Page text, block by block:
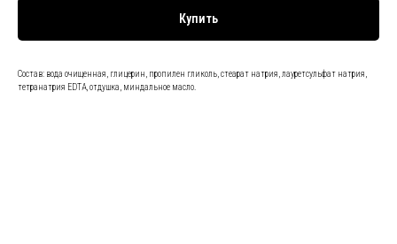
Купить
Состав: вода очищенная, глицерин, пропилен гликоль, стеарат натрия, лауретсульфат натрия,
тетранатрия EDTA, отдушка, миндальное масло.